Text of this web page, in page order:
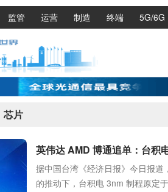
监管 运营 制造 终端 5G/6G
芯片
据中国台湾《经济日报》今日报
的推动下，台积电 3nm 制程原定